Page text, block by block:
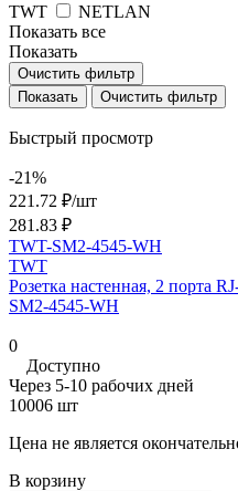
TWT
NETLAN
Показать все
Показать
Очистить фильтр
Очистить фильтр
Быстрый просмотр
-21%
221.72 ₽/шт
281.83 ₽
TWT-SM2-4545-WH
TWT
Розетка настенная, 2 порта
SM2-4545-WH
0
Доступно
Через 5-10 рабочих дней
10006 шт
Цена не является
В корзину